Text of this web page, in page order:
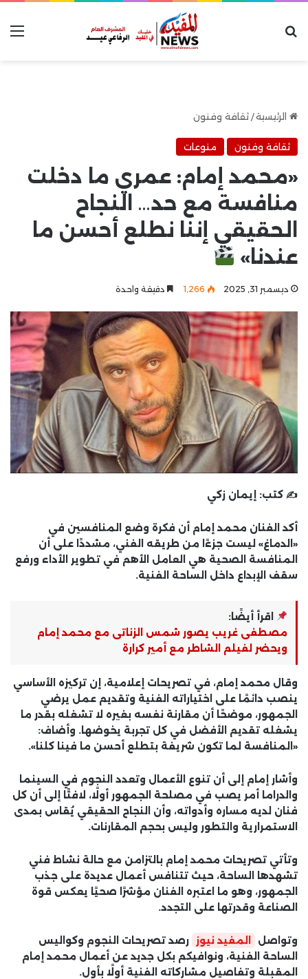
الرئيسية/ ثقافة وفنون
ثقافة وفنون منوعات
«محمد إمام: عمري ما دخلت
منافسة مع حد… النجاح
الحقيقي إننا نطلع أحسن ما
عندنا»
ديسمبر 31, 2025 1٬266 دقيقة واحدة
✍️ كتب: إيمان زكي
أكد الفنان محمد إمام أن فكرة وضع المنافسين في
«الدماغ» ليست جزءًا من طريقه الفني، مشددًا على أن
المنافسة الصحية هي العامل الأهم في تطوير الأداء ورفع
سقف الإبداع داخل الساحة الفنية.
اقرأ أيضًا:
مصطفى غريب يصور شمس الزناتى مع محمد إمام
ويحضر لفيلم الشاطر مع أمير كرارة
وقال محمد إمام، في تصريحات إعلامية، إن تركيزه الأساسي
ينصب دائمًا على اختياراته الفنية وتقديم عمل يرضي
الجمهور، موضحًا أن مقارنة نفسه بغيره لا تشغله بقدر ما
يشغله تقديم الأفضل في كل تجربة يخوضها. وأضاف:
«المنافسة لما تكون شريفة بتطلع أحسن ما فينا كلنا».
وأشار إمام إلى أن تنوع الأعمال وتعدد النجوم في السينما
والدراما أمر يصب في مصلحة الجمهور أولًا، لافتًا إلى أن كل
فنان لديه مساره وأدواته، وأن النجاح الحقيقي يُقاس بمدى
الاستمرارية والتطور وليس بحجم المقارنات.
وتأتي تصريحات محمد إمام بالتزامن مع حالة نشاط فني
تشهدها الساحة، حيث تتنافس أعمال عديدة على جذب
الجمهور، وهو ما اعتبره الفنان مؤشرًا صحيًا يعكس قوة
الصناعة وقدرتها على التجدد.
وتواصل المفيد نيوز
رصد تصريحات النجوم وكواليس
الساحة الفنية، ونوافيكم بكل جديد عن أعمال محمد إمام
المقبلة وتفاصيل مشاركاته الفنية أولًا بأول.